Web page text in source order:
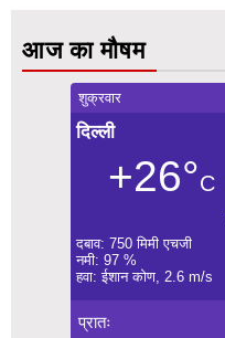
आज का मौषम
शुक्रवार
दिल्ली
+26°C
दबाव: 750 मिमी एचजी
नमी: 97 %
हवा: ईशान कोण, 2.6 m/s
प्रातः